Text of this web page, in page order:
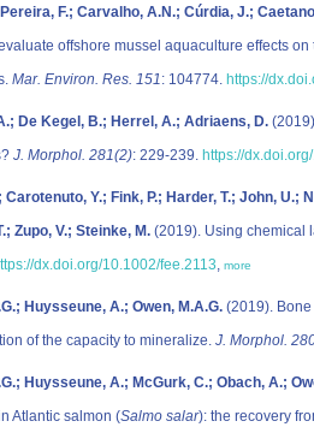
F.; Carvalho, A.N.; Cúrdia, J.;
offshore mussel aquaculture effects
Mar. Environ. Res. 151: 104774. https://
De Kegel, B.; Herrel, A.; Adriaens, D.
J. Morphol. 281(2): 229-239. https://
Y.; Fink, P.; Harder, T.; John, U.;
Zupo, V.; Steinke, M. (2019). Using chemical
dx.doi.org/10.1002/fee.2113, more
Huysseune, A.; Owen, M.A.G. (2019).
of the capacity to mineralize. J. Morphol.
Huysseune, A.; McGurk, C.; Obach, A.;
Atlantic salmon (Salmo salar): the recovery